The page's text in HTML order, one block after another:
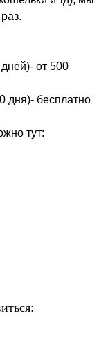
от 500
дня)- бесплатно
тут: